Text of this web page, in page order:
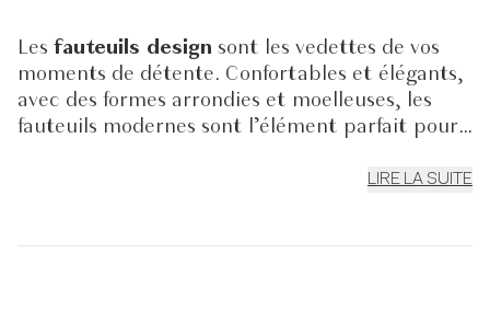
Les fauteuils design sont les vedettes de vos
moments de détente. Confortables et élégants,
avec des formes arrondies et moelleuses, les
fauteuils modernes sont l’élément parfait pour
Installés sur un tapis moelleux et près de votre
LIRE LA SUITE